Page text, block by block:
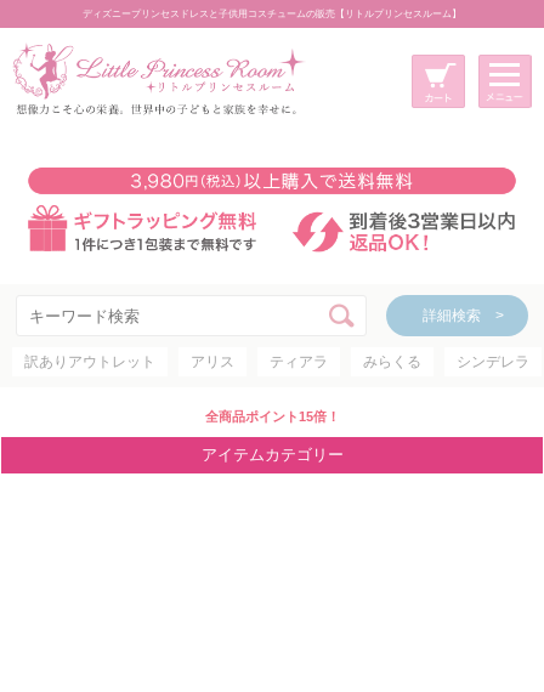
ディズニープリンセスドレスと子供用コスチュームの販売【リトルプリンセスルーム】
詳細検索 >
訳ありアウトレット アリス ティアラ みらくる シンデレラ
全商品ポイント15倍！
アイテムカテゴリー
新規会員登録
マイページ
カート
詳細検索 >
アイテムカテゴリー
ディズニープリンセス
ディズニキャラクター